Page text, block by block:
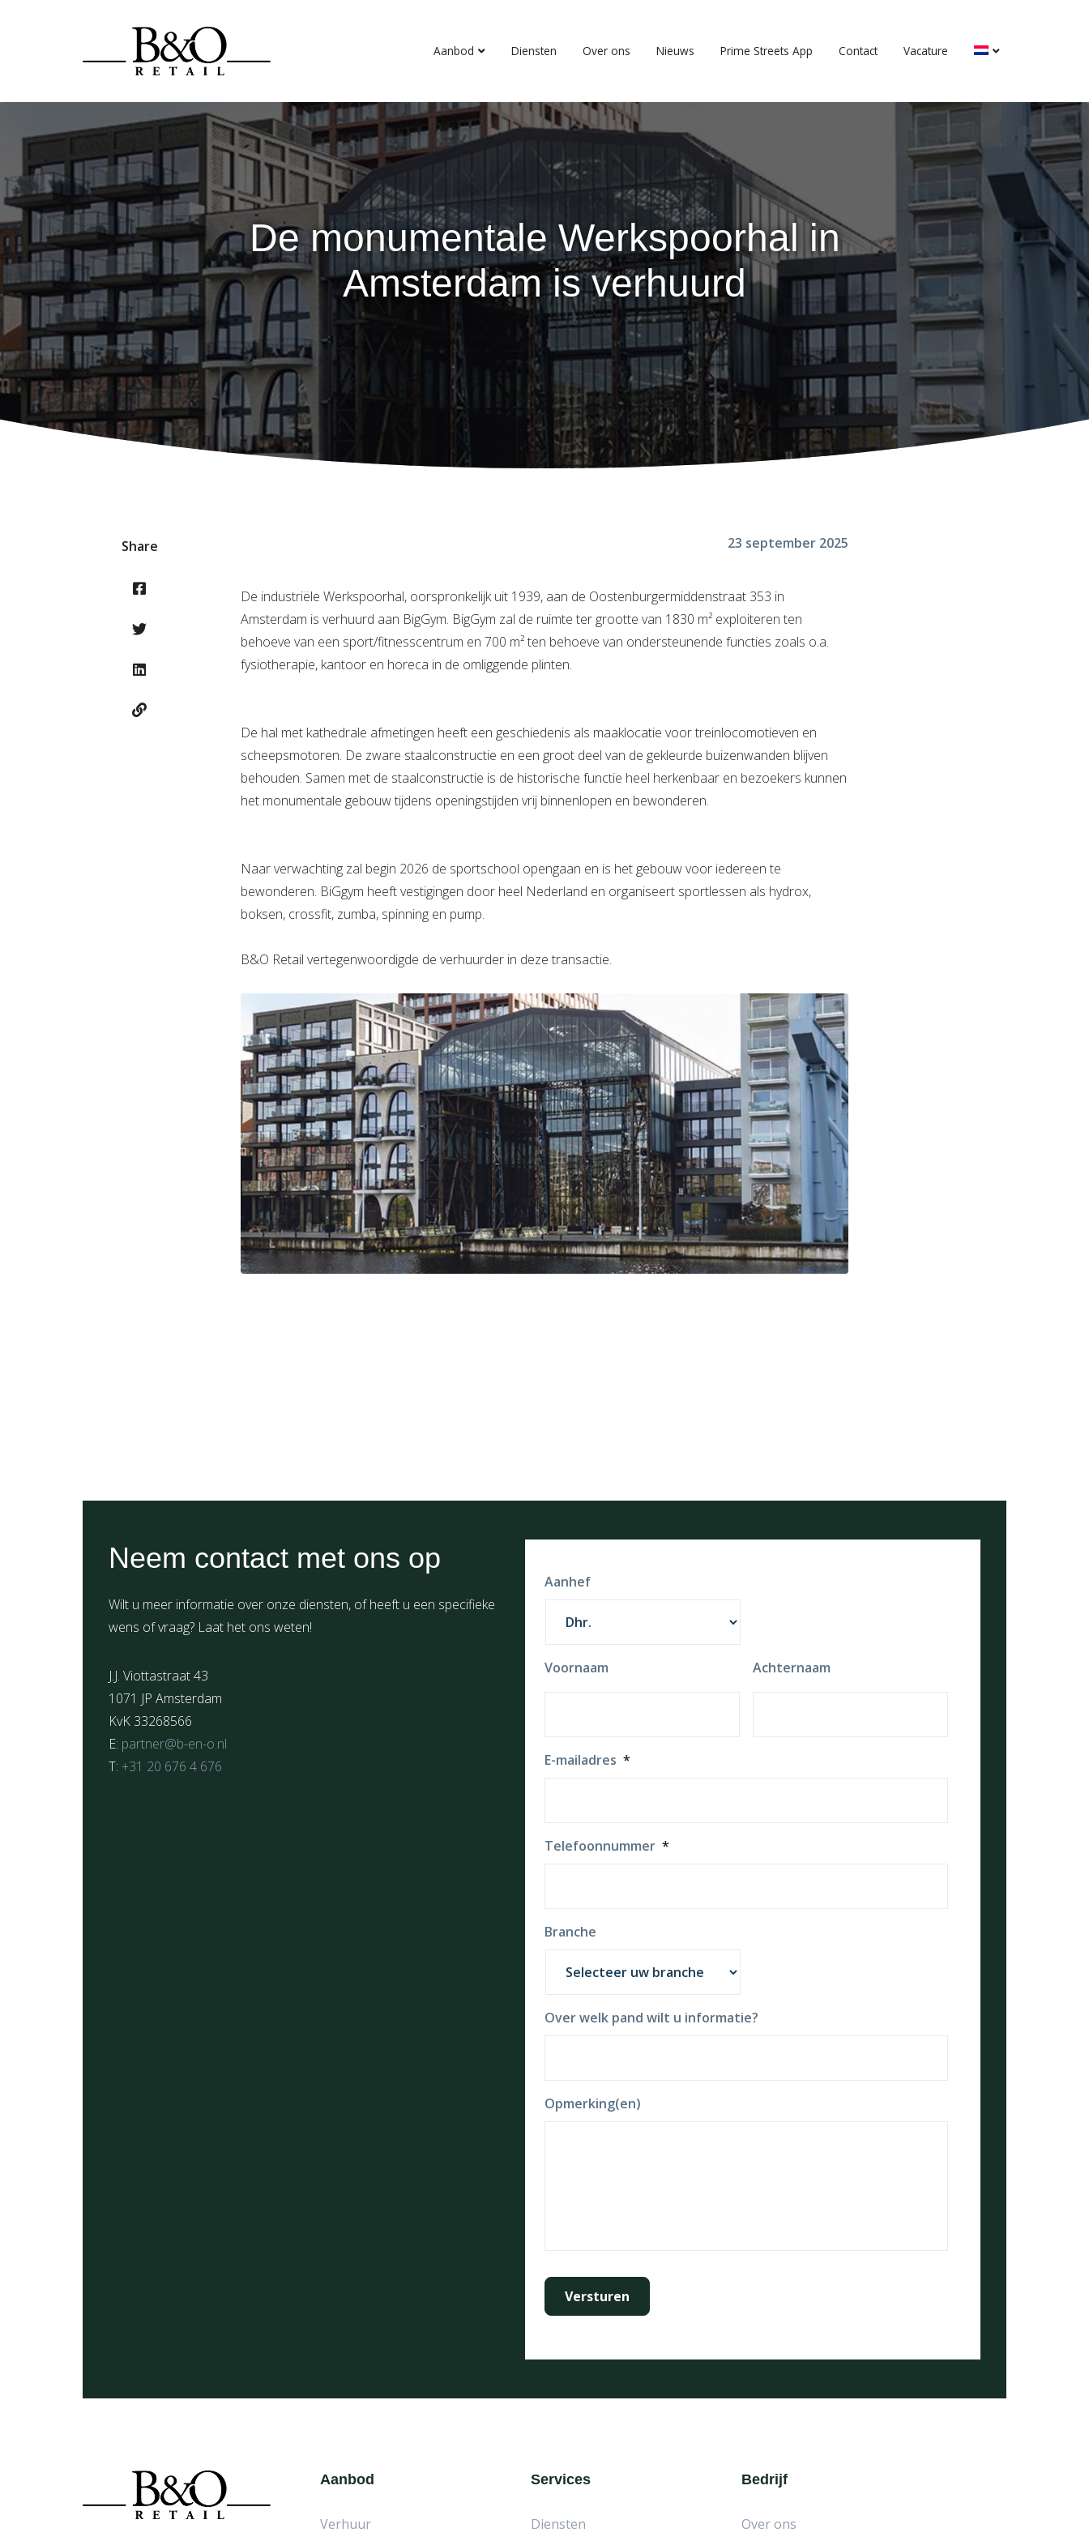
Aanbod Diensten Over ons Nieuws Prime Streets App Contact Vacature
De monumentale Werkspoorhal in
Amsterdam is verhuurd
Share 23 september 2025
De industriële Werkspoorhal, oorspronkelijk uit 1939, aan de Oostenburgermiddenstraat 353 in
Amsterdam is verhuurd aan BigGym. BigGym zal de ruimte ter grootte van 1830 m² exploiteren ten
behoeve van een sport/fitnesscentrum en 700 m² ten behoeve van ondersteunende functies zoals o.a.
fysiotherapie, kantoor en horeca in de omliggende plinten.
De hal met kathedrale afmetingen heeft een geschiedenis als maaklocatie voor treinlocomotieven en
scheepsmotoren. De zware staalconstructie en een groot deel van de gekleurde buizenwanden blijven
behouden. Samen met de staalconstructie is de historische functie heel herkenbaar en bezoekers kunnen
het monumentale gebouw tijdens openingstijden vrij binnenlopen en bewonderen.
Naar verwachting zal begin 2026 de sportschool opengaan en is het gebouw voor iedereen te
bewonderen. BiGgym heeft vestigingen door heel Nederland en organiseert sportlessen als hydrox,
boksen, crossfit, zumba, spinning en pump.
B&O Retail vertegenwoordigde de verhuurder in deze transactie.
Neem contact met ons op
Wilt u meer informatie over onze diensten, of heeft u een specifieke
wens of vraag? Laat het ons weten!
J.J. Viottastraat 43
1071 JP Amsterdam
KvK 33268566
E: partner@b-en-o.nl
T: +31 20 676 4 676
Aanhef
Voornaam Achternaam
E-mailadres *
Telefoonnummer *
Branche
Over welk pand wilt u informatie?
Opmerking(en)
Aanbod
Verhuur
Services
Diensten
Bedrijf
Over ons